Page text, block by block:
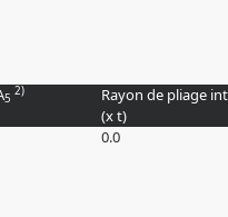
5
2) Rayon de pliage
(x t)
0.0